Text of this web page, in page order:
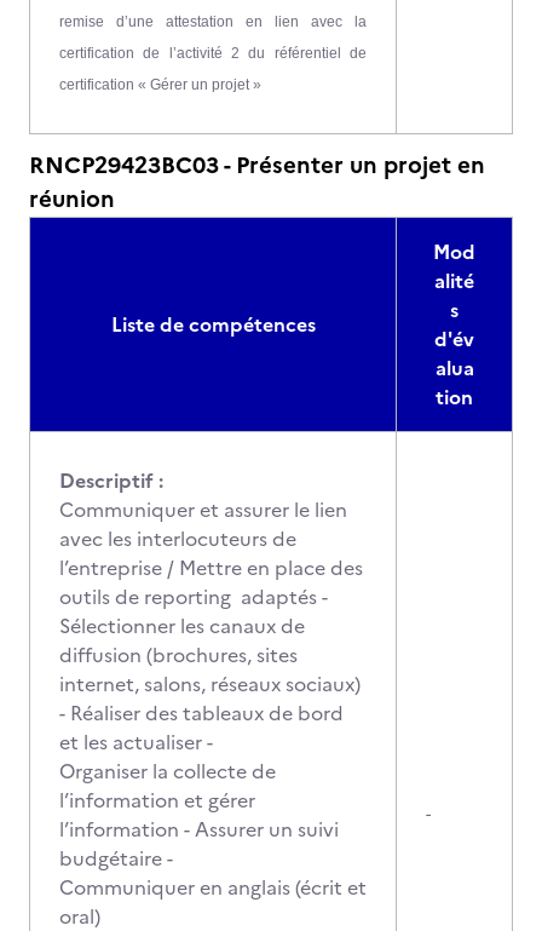
remise d’une attestation en lien avec la
certification de l’activité 2 du référentiel de
certification « Gérer un projet »
RNCP29423BC03 - Présenter un projet en
réunion
Liste de compétences
Mod
alité
s
d'év
alua
tion
Descriptif :
Communiquer et assurer le lien
avec les interlocuteurs de
l’entreprise / Mettre en place des
outils de reporting adaptés -
Sélectionner les canaux de
diffusion (brochures, sites
internet, salons, réseaux sociaux)
- Réaliser des tableaux de bord
et les actualiser -
Organiser la collecte de
l’information et gérer
l’information - Assurer un suivi
budgétaire -
Communiquer en anglais (écrit et
oral)
-